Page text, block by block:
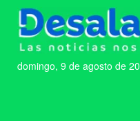
domingo, 9 de agosto de